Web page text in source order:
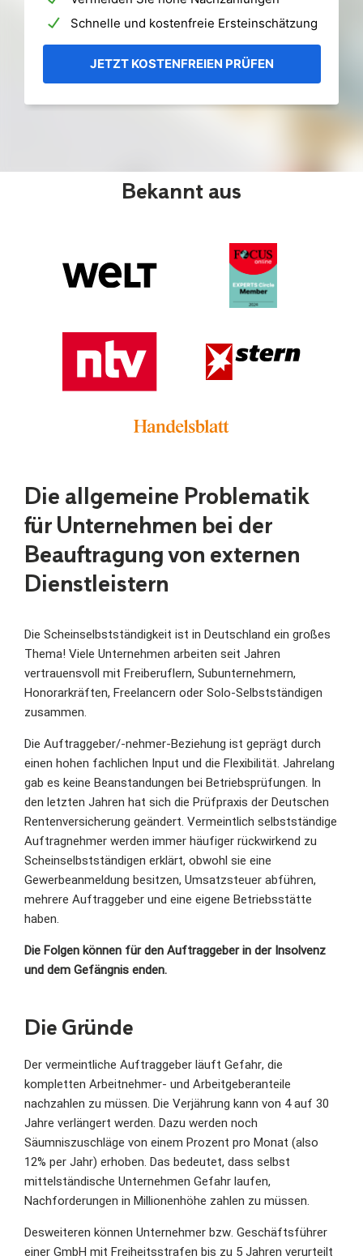
Bekannt aus
Die allgemeine Problematik
für Unternehmen bei der
Beauftragung von externen
Dienstleistern
Die Scheinselbstständigkeit ist in Deutschland ein großes
Thema! Viele Unternehmen arbeiten seit Jahren
vertrauensvoll mit Freiberuflern, Subunternehmern,
Honorarkräften, Freelancern oder Solo-Selbstständigen
zusammen.
Die Auftraggeber/-nehmer-Beziehung ist geprägt durch
einen hohen fachlichen Input und die Flexibilität. Jahrelang
gab es keine Beanstandungen bei Betriebsprüfungen. In
den letzten Jahren hat sich die Prüfpraxis der Deutschen
Rentenversicherung geändert. Vermeintlich selbstständige
Auftragnehmer werden immer häufiger rückwirkend zu
Scheinselbstständigen erklärt, obwohl sie eine
Gewerbeanmeldung besitzen, Umsatzsteuer abführen,
mehrere Auftraggeber und eine eigene Betriebsstätte
haben.
Die Folgen können für den Auftraggeber in der Insolvenz
und dem Gefängnis enden.
Die Gründe
Der vermeintliche Auftraggeber läuft Gefahr, die
kompletten Arbeitnehmer- und Arbeitgeberanteile
nachzahlen zu müssen. Die Verjährung kann von 4 auf 30
Jahre verlängert werden. Dazu werden noch
Säumniszuschläge von einem Prozent pro Monat (also
12% per Jahr) erhoben. Das bedeutet, dass selbst
mittelständische Unternehmen Gefahr laufen,
Nachforderungen in Millionenhöhe zahlen zu müssen.
Desweiteren können Unternehmer bzw. Geschäftsführer
einer GmbH mit Freiheitsstrafen bis zu 5 Jahren verurteilt